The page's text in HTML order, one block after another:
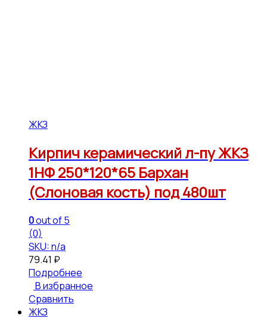
ЖКЗ
Кирпич керамический л-пу ЖКЗ
1НФ 250*120*65 Бархан
(Слоновая кость) под 480шт
0out of 5
(0)
SKU: n/a
79.41 ₽
Подробнее
В избранное
Сравнить
ЖКЗ